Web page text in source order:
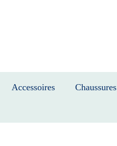
Accessoires Chaussures